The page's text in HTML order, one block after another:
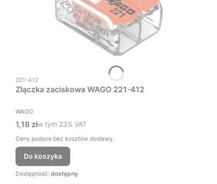
Kod produktu
221-412
Złączka zaciskowa WAGO 221-412
PRODUCENT
WAGO
Cena brutto
1,18 złw tym %s VAT
w tym 23% VAT
Ceny podane bez kosztów dostawy.
Do koszyka
Dostępność: dostępny